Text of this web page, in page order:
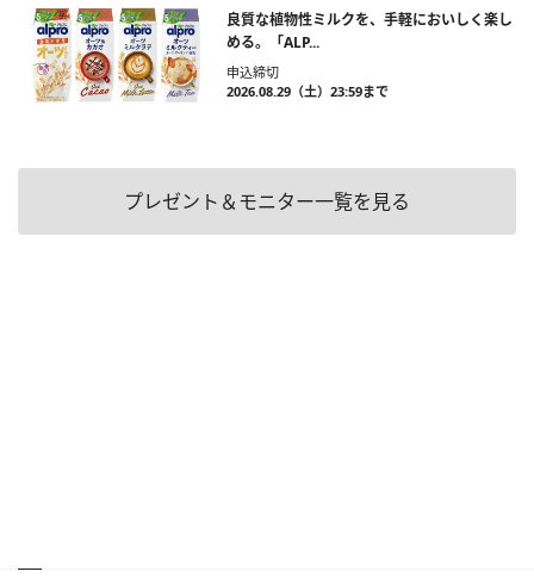
良質な植物性ミルクを、手軽においしく楽し
める。「ALP...
申込締切
2026.08.29（土）23:59まで
プレゼント＆モニター一覧を見る